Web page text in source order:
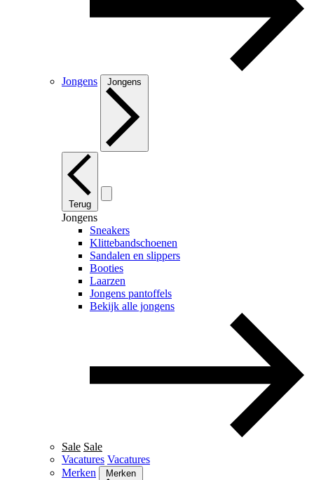
Jongens Jongens
Terug
Jongens
Sneakers
Klittebandschoenen
Sandalen en slippers
Booties
Laarzen
Jongens pantoffels
Bekijk alle jongens
Sale Sale
Vacatures Vacatures
Merken
Merken